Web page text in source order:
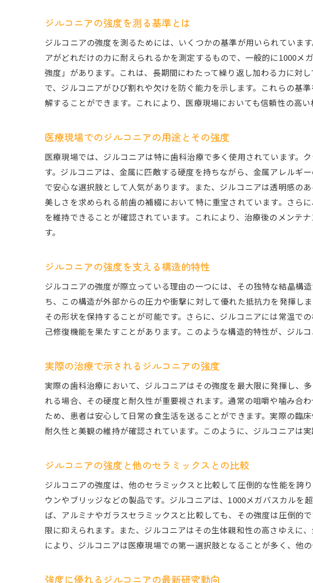
患者がジルコニアを選
ジルコニアと他材料の
歯科医療におけるジル
ジルコニアの強度が生む安
強度が生む患者への安
安心感を支えるジルコニ
ジルコニアが提供する
ジルコニア強度の医療
ジルコニア強度が変える
ジルコニアの強度と耐久性
ジルコニア治療の長期的
強度と耐久性が支える
歯科医療で注目ジルコニア
ジルコニアの形状を保
形状維持が示すジルコ
形状維持におけるジル
形状維持を可能にする
ジルコニアの強度と安全
金属アレルギー患者へ
ジルコニアが提供する
アレルギー対策として
ジルコニア強度がもた
金属アレルギーを考慮
ジルコニアの強度を測る基準とは
ジルコニアの強度を測るためには、いくつかの基準が用いられていま
アがどれだけの力に耐えられるかを測定するもので、一般的に1000
強度」があります。これは、長期間にわたって繰り返し加わる力に対
で、ジルコニアがひび割れや欠けを防ぐ能力を示します。これらの基
解することができます。これにより、医療現場においても信頼性の高い
医療現場でのジルコニアの用途とその強度
医療現場では、ジルコニアは特に歯科治療で多く使用されています。
す。ジルコニアは、金属に匹敵する硬度を持ちながら、金属アレルギ
で安心な選択肢として人気があります。また、ジルコニアは透明感の
美しさを求められる前歯の補綴において特に重宝されています。さら
を維持できることが確認されています。これにより、治療後のメンテ
す。
ジルコニアの強度を支える構造的特性
ジルコニアの強度が際立っている理由の一つには、その独特な結晶構
ち、この構造が外部からの圧力や衝撃に対して優れた抵抗力を発揮し
その形状を保持することが可能です。さらに、ジルコニアには常温で
己修復機能を果たすことがあります。このような構造的特性が、ジル
実際の治療で示されるジルコニアの強度
実際の歯科治療において、ジルコニアはその強度を最大限に発揮し、
れる場合、その硬度と耐久性が重要視されます。通常の咀嚼や噛み合
ため、患者は安心して日常の食生活を送ることができます。実際の臨
耐久性と美観の維持が確認されています。このように、ジルコニアは
ジルコニアの強度と他のセラミックスとの比較
ジルコニアの強度は、他のセラミックスと比較して圧倒的な性能を誇
ウンやブリッジなどの製品です。ジルコニアは、1000メガパスカルを
ば、アルミナやガラスセラミックスと比較しても、その強度は圧倒的
限に抑えられます。また、ジルコニアはその生体親和性の高さゆえに
により、ジルコニアは医療現場での第一選択肢となることが多く、他
強度に優れるジルコニアの最新研究動向